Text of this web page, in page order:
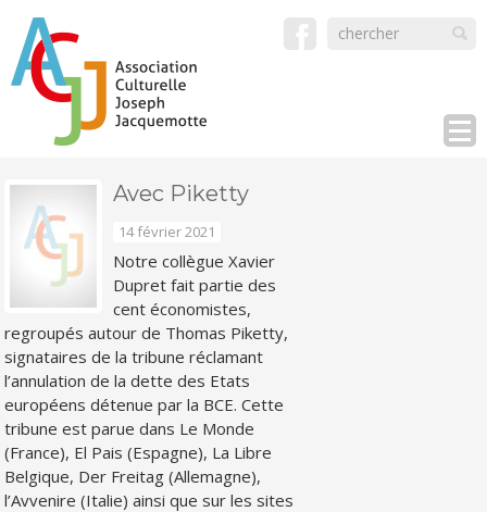
Avec Piketty
14 février 2021
Notre collègue Xavier
Dupret fait partie des
cent économistes,
regroupés autour de Thomas Piketty,
signataires de la tribune réclamant
l’annulation de la dette des Etats
européens détenue par la BCE. Cette
tribune est parue dans Le Monde
(France), El Pais (Espagne), La Libre
Belgique, Der Freitag (Allemagne),
l’Avvenire (Italie) ainsi que sur les sites